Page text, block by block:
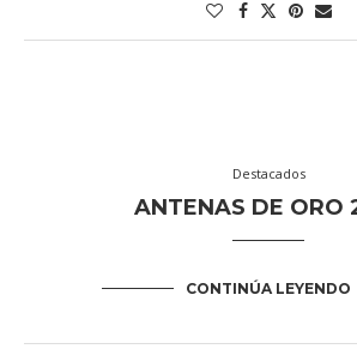
Destacados
ANTENAS DE ORO
CONTINÚA LEYENDO